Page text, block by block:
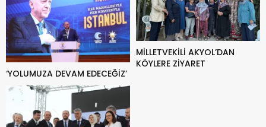
‘YOLUMUZA DEVAM EDECEĞİZ’
MİLLETVEKİLİ AKYOL’DAN
KÖYLERE ZİYARET